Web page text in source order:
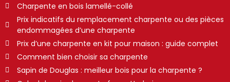
Charpente en bois lamellé-collé
Prix indicatifs du remplacement charpente ou des pièces
endommagées d’une charpente
Prix d’une charpente en kit pour maison : guide complet
Comment bien choisir sa charpente
Sapin de Douglas : meilleur bois pour la charpente ?